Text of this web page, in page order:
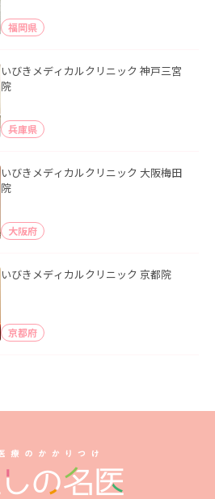
福岡県
いびきメディカルクリニック 神戸三宮
院
兵庫県
いびきメディカルクリニック 大阪梅田
院
大阪府
いびきメディカルクリニック 京都院
京都府